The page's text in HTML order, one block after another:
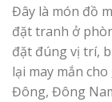
Đây là món đồ
đặt tranh ở
đặt đúng vị trí,
lại may mắn
Đông, Đông